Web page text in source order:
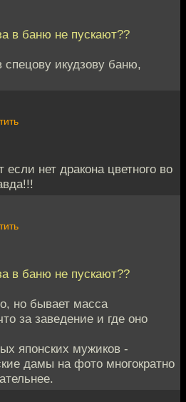
в баню не пускают??
икудзову баню,
нет дракона цветного во
в баню не пускают??
но бывает масса
за заведение и где оно
японских мужиков -
дамы на фото многократно